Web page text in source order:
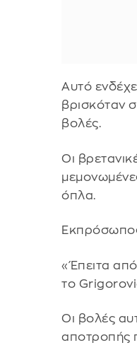
Αυτό
βρισκόταν
βολές.
Οι
όπλα.
«Έπειτα
το
Οι βολές
αποτροπής